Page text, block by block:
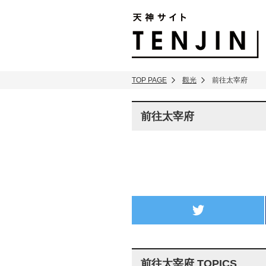
TOP PAGE 觀光 前往太宰府
前往太宰府
前往太宰府 TOPICS